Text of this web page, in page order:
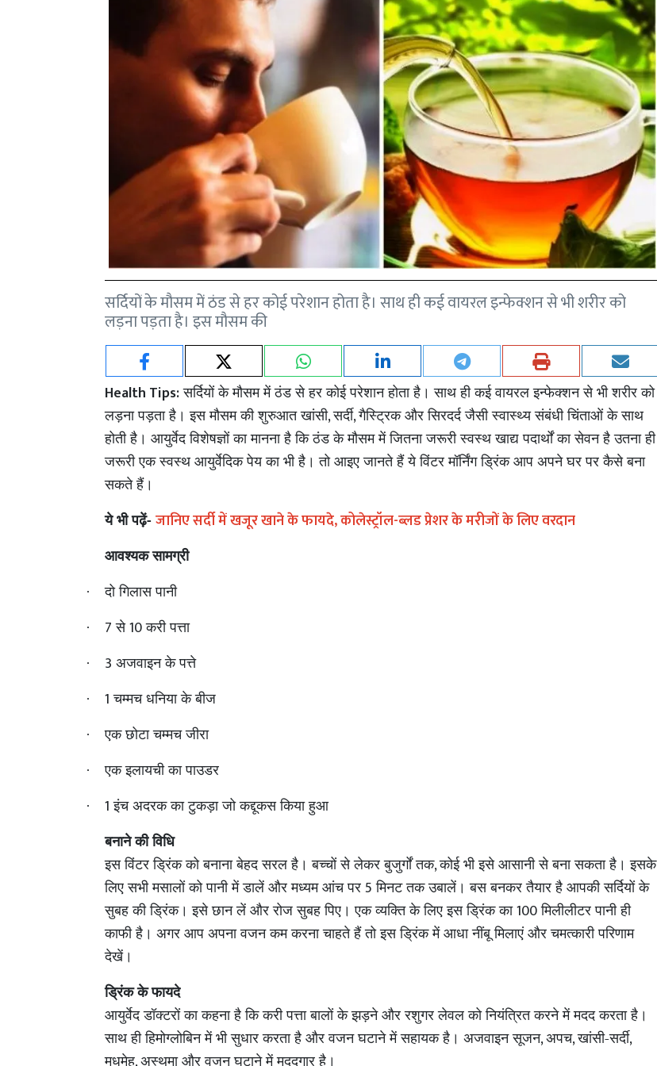
सर्दियों के मौसम में ठंड से हर कोई परेशान होता है। साथ ही कई वायरल इन्फेक्शन से भी शरीर को
लड़ना पड़ता है। इस मौसम की
Health Tips: सर्दियों के मौसम में ठंड से हर कोई परेशान होता है। साथ ही कई वायरल इन्फेक्शन से भी शरीर को
लड़ना पड़ता है। इस मौसम की शुरुआत खांसी,सर्दी,गैस्ट्रिक और सिरदर्द जैसी स्वास्थ्य संबंधी चिंताओं के साथ
होती है। आयुर्वेद विशेषज्ञों का मानना है कि ठंड के मौसम में जितना जरूरी स्वस्थ खाद्य पदार्थों का सेवन है उतना ही
जरूरी एक स्वस्थ आयुर्वेदिक पेय का भी है। तो आइए जानते हैं ये विंटर मॉर्निंग ड्रिंक आप अपने घर पर कैसे बना
सकते हैं।
ये भी पढ़ें- जानिए सर्दी में खजूर खाने के फायदे, कोलेस्ट्रॉल-ब्लड प्रेशर के मरीजों के लिए वरदान
आवश्यक सामग्री
· दो गिलास पानी
· 7 से10करी पत्ता
· 3 अजवाइन के पत्ते
· 1 चम्मच धनिया के बीज
· एक छोटा चम्मच जीरा
· एक इलायची का पाउडर
· 1 इंच अदरक का टुकड़ा जो कद्दूकस किया हुआ
बनाने की विधि
इस विंटर ड्रिंक को बनाना बेहद सरल है। बच्चों से लेकर बुजुर्गों तक,कोई भी इसे आसानी से बना सकता है। इसके
लिए सभी मसालों को पानी में डालें और मध्यम आंच पर 5 मिनट तक उबालें। बस बनकर तैयार है आपकी सर्दियों के
सुबह की ड्रिंक। इसे छान लें और रोज सुबह पिए। एक व्यक्ति के लिए इस ड्रिंक का100मिलीलीटर पानी ही
काफी है। अगर आप अपना वजन कम करना चाहते हैं तो इस ड्रिंक में आधा नींबू मिलाएं और चमत्कारी परिणाम
देखें।
ड्रिंक के फायदे
आयुर्वेद डॉक्टरों का कहना है कि करी पत्ता बालों के झड़ने और रशुगर लेवल को नियंत्रित करने में मदद करता है।
साथ ही हिमोग्लोबिन में भी सुधार करता है और वजन घटाने में सहायक है। अजवाइन सूजन,अपच,खांसी-सर्दी,
मधुमेह अस्थमा और वजन घटाने में मददगार है।